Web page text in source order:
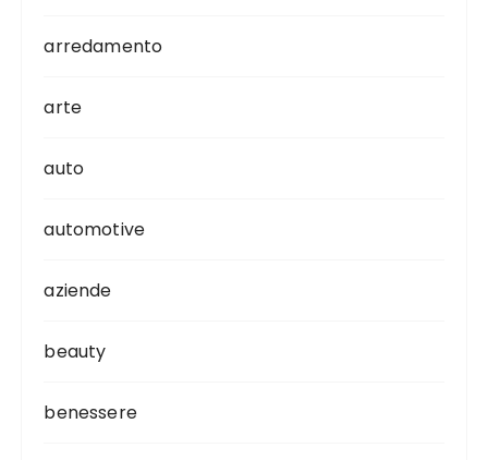
arredamento
arte
auto
automotive
aziende
beauty
benessere